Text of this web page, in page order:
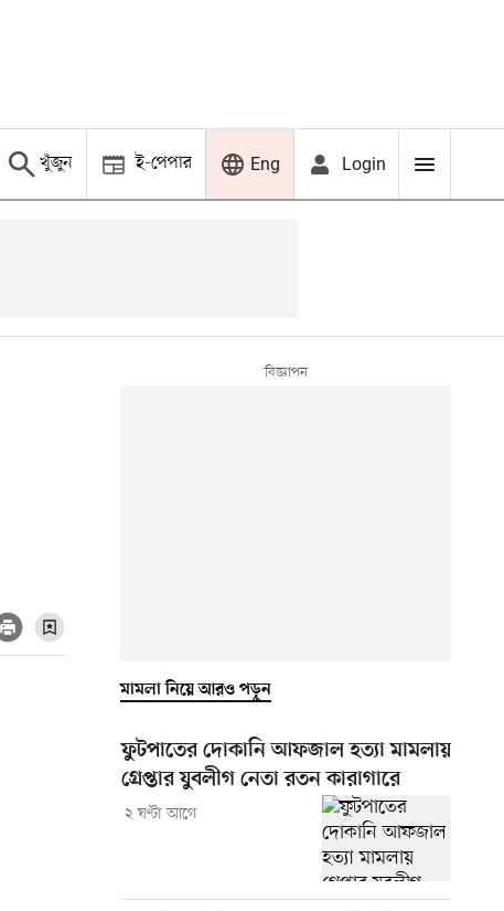
খুঁজুন ই-পেপার Eng Login
মামলা নিয়ে আরও পড়ুন
ফুটপাতের দোকানি আফজাল হত্যা মামলায়
গ্রেপ্তার যুবলীগ নেতা রতন কারাগারে
২ ঘণ্টা আগে